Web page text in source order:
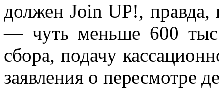
должен Join UP!, правда,
— чуть меньше 600 тыс.
сбора, подачу
заявления о пересмотре